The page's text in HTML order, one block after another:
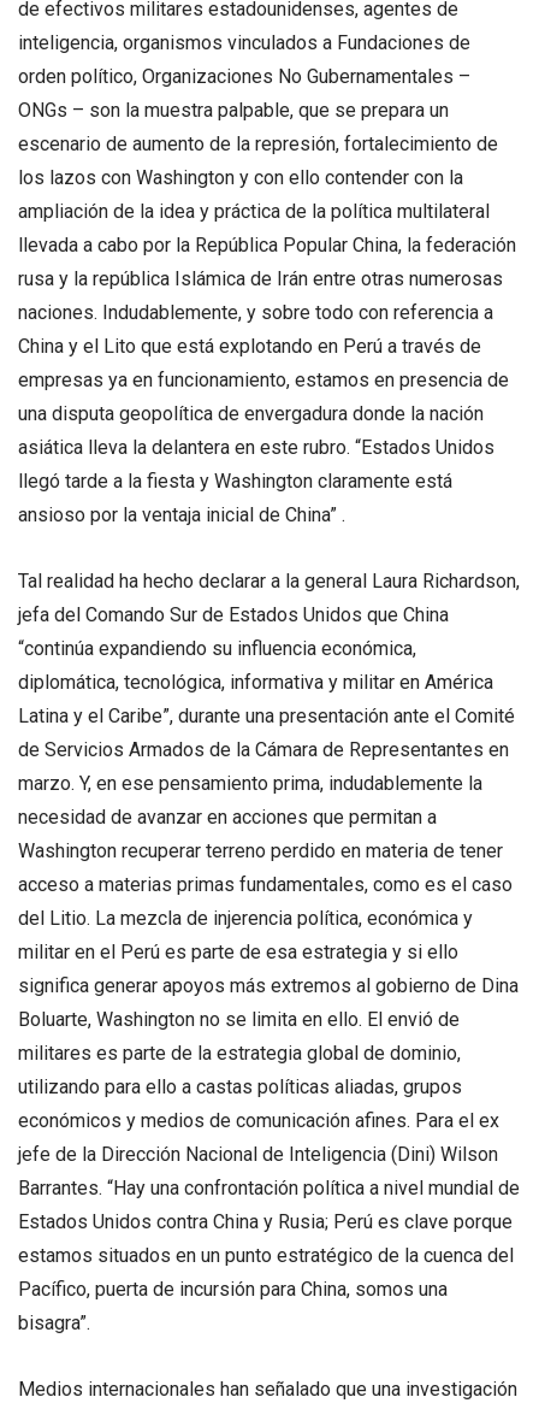
de efectivos militares estadounidenses, agentes de
inteligencia, organismos vinculados a Fundaciones de
orden político, Organizaciones No Gubernamentales –
ONGs – son la muestra palpable, que se prepara un
escenario de aumento de la represión, fortalecimiento de
los lazos con Washington y con ello contender con la
ampliación de la idea y práctica de la política multilateral
llevada a cabo por la República Popular China, la federación
rusa y la república Islámica de Irán entre otras numerosas
naciones. Indudablemente, y sobre todo con referencia a
China y el Lito que está explotando en Perú a través de
empresas ya en funcionamiento, estamos en presencia de
una disputa geopolítica de envergadura donde la nación
asiática lleva la delantera en este rubro. “Estados Unidos
llegó tarde a la fiesta y Washington claramente está
ansioso por la ventaja inicial de China” .
Tal realidad ha hecho declarar a la general Laura Richardson,
jefa del Comando Sur de Estados Unidos que China
“continúa expandiendo su influencia económica,
diplomática, tecnológica, informativa y militar en América
Latina y el Caribe”, durante una presentación ante el Comité
de Servicios Armados de la Cámara de Representantes en
marzo. Y, en ese pensamiento prima, indudablemente la
necesidad de avanzar en acciones que permitan a
Washington recuperar terreno perdido en materia de tener
acceso a materias primas fundamentales, como es el caso
del Litio. La mezcla de injerencia política, económica y
militar en el Perú es parte de esa estrategia y si ello
significa generar apoyos más extremos al gobierno de Dina
Boluarte, Washington no se limita en ello. El envió de
militares es parte de la estrategia global de dominio,
utilizando para ello a castas políticas aliadas, grupos
económicos y medios de comunicación afines. Para el ex
jefe de la Dirección Nacional de Inteligencia (Dini) Wilson
Barrantes. “Hay una confrontación política a nivel mundial de
Estados Unidos contra China y Rusia; Perú es clave porque
estamos situados en un punto estratégico de la cuenca del
Pacífico, puerta de incursión para China, somos una
bisagra”.
Medios internacionales han señalado que una investigación